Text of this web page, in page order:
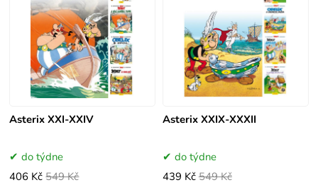
Asterix XXI-XXIV
do týdne
406 Kč 549 Kč
Asterix XXIX-XXXII
do týdne
439 Kč 549 Kč